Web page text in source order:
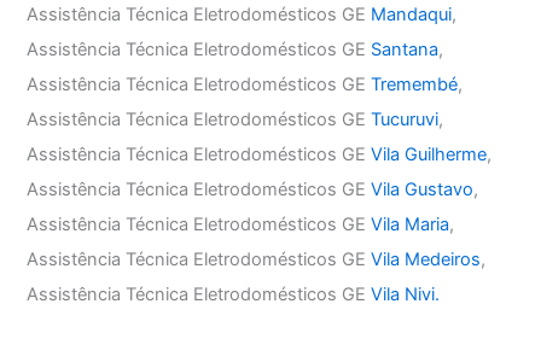
Assistência Técnica Eletrodomésticos GE Mandaqui,
Assistência Técnica Eletrodomésticos GE Santana,
Assistência Técnica Eletrodomésticos GETremembé,
Assistência Técnica Eletrodomésticos GETucuruvi,
Assistência Técnica Eletrodomésticos GEVila Guilherme,
Assistência Técnica Eletrodomésticos GEVila Gustavo,
Assistência Técnica Eletrodomésticos GEVila Maria,
Assistência Técnica Eletrodomésticos GEVila Medeiros,
Assistência Técnica Eletrodomésticos GEVila Nivi.